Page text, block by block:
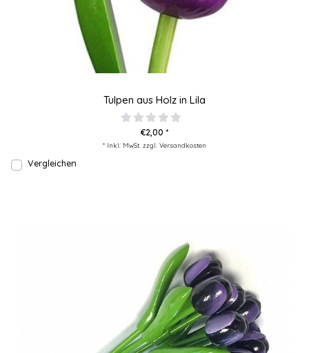
Tulpen aus Holz in Lila
€2,00 *
* Inkl. MwSt. zzgl. Versandkosten
Vergleichen